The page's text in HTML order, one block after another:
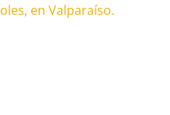
en Valparaíso.